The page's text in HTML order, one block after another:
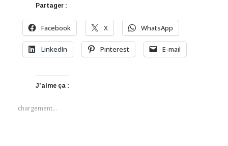
Partager :
Facebook X WhatsApp
LinkedIn Pinterest E-mail
J’aime ça :
chargement…